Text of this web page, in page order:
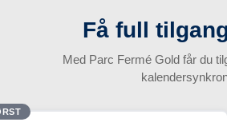
Få full
Med Parc Fermé Gold får du